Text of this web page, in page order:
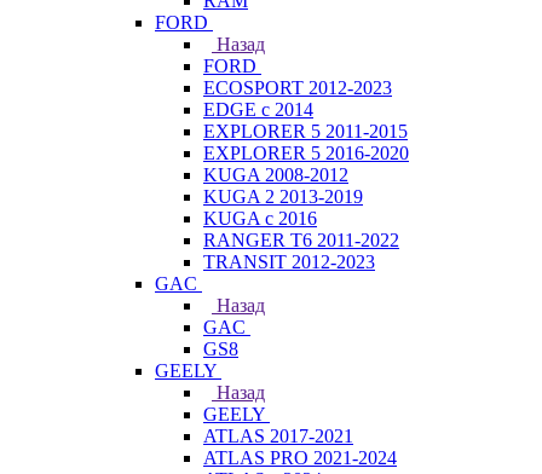
FORD
Назад
FORD
ECOSPORT 2012-2023
EDGE c 2014
EXPLORER 5 2011-2015
EXPLORER 5 2016-2020
KUGA 2008-2012
KUGA 2 2013-2019
KUGA с 2016
RANGER T6 2011-2022
TRANSIT 2012-2023
GAC
Назад
GAC
GS8
GEELY
Назад
GEELY
ATLAS 2017-2021
ATLAS PRO 2021-2024